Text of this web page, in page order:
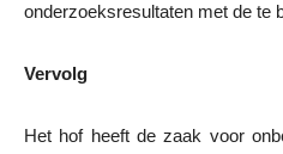
onderzoeksresultaten met de te
Vervolg
Het hof heeft de zaak voor